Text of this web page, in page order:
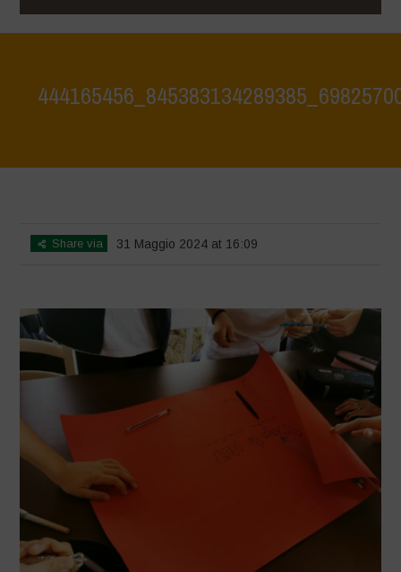
Share via 31 Maggio 2024 at 16:09